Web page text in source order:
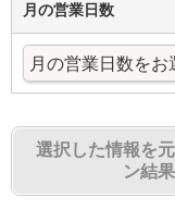
月の営業日数
選択した情報を
ン結